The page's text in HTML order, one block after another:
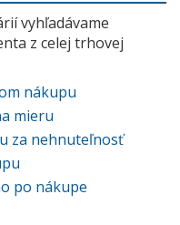
vyhľadávame
z celej trhovej
nákupu
mieru
za nehnuteľnosť
po nákupe